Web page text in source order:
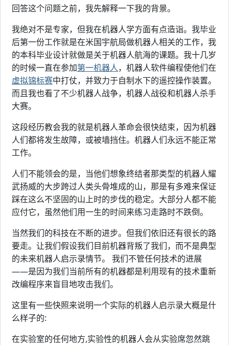
回答这个问题之前，我先解释一下我的背景。
我绝对不是专家，但我在机器人学方面有点造诣。我毕业
后第一份工作就是在米国宇航局做机器人相关的工作，我
的本科毕业设计就做是关于机器人航海的课题。我十几岁
的时候一直在参加第一机器人，机器人软件编程使他们在
虚拟锦标赛中打仗，并致力于自制水下的遥控操作装置。
而且我也看了不少机器人战争，机器人战役和机器人杀手
大赛。
这段经历教会我的就是机器人革命会很快结束，因为机器
人们都将发生故障，或被墙挡住。机器人们永远不能正常
工作。
人们不能领会的是，当他们想象终结者那类型的机器人耀
武扬威的大步跨过人类头骨堆成的山，那是有多难来保证
踩在这么不坚固的山上时的步伐的稳定。大部分人都不能
应付它，虽然他们用一生的时间来练习走路时不跌倒。
当然我们的科技在不断的进步。但我们依旧还有很长的路
要走。让我们假设我们目前机器背叛了我们，而不是典型
的未来机器人启示录情节。 我们不管任何技术的进展
——是因为我们当前所有的机器都是利用现有的技术重新
改编程序来盲目地攻击我们。
这里有一些快照来说明一个实际的机器人启示录大概是什
么样子的:
在实验室的任何地方,实验性的机器人会从实验席忽然跳